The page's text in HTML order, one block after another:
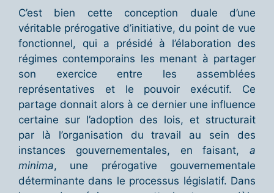
C’est bien cette conception duale d’une
véritable prérogative d’initiative, du point de vue
fonctionnel, qui a présidé à l’élaboration des
régimes contemporains les menant à partager
son exercice entre les assemblées
représentatives et le pouvoir exécutif. Ce
partage donnait alors à ce dernier une influence
certaine sur l’adoption des lois, et structurait
par là l’organisation du travail au sein des
instances gouvernementales, en faisant, a
minima, une prérogative gouvernementale
déterminante dans le processus législatif. Dans